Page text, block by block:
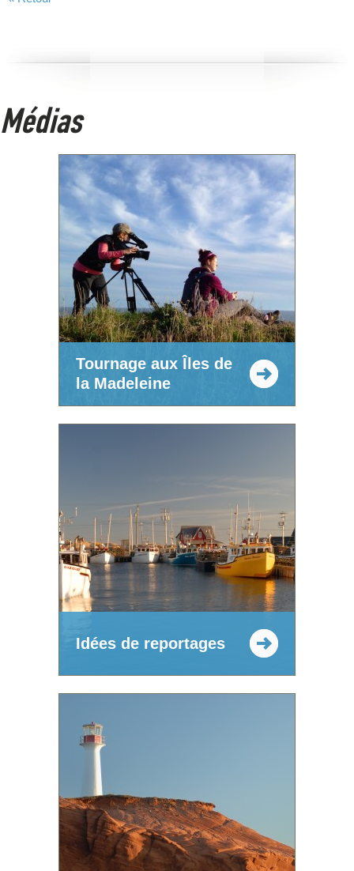
Médias
Tournage aux Îles de
la Madeleine
Idées de reportages